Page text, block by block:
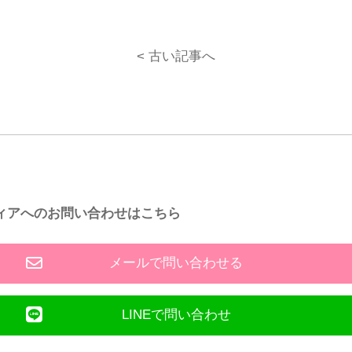
< 古い記事へ
アへのお問い合わせはこちら
メールで問い合わせる
LINEで問い合わせ